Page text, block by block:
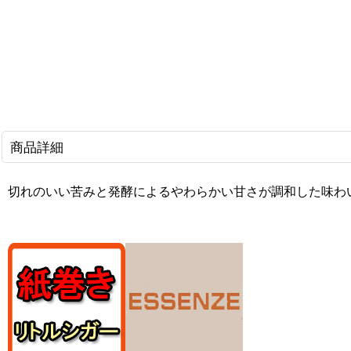
商品詳細
切れのいい苦みと発酵によるやわらかい甘さが調和した味わ